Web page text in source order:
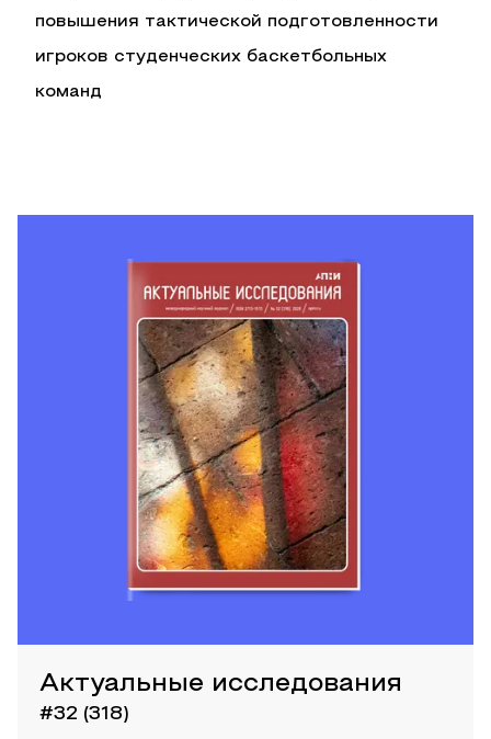
повышения тактической подготовленности
игроков студенческих баскетбольных
команд
Актуальные исследования
#32 (318)